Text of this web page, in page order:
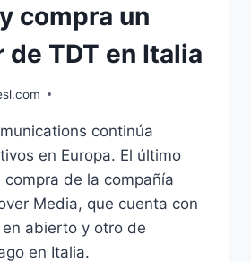
compra un
de TDT en Italia
continúa
en Europa. El último
de la compañía
Media, que cuenta con
abierto y otro de
en Italia.